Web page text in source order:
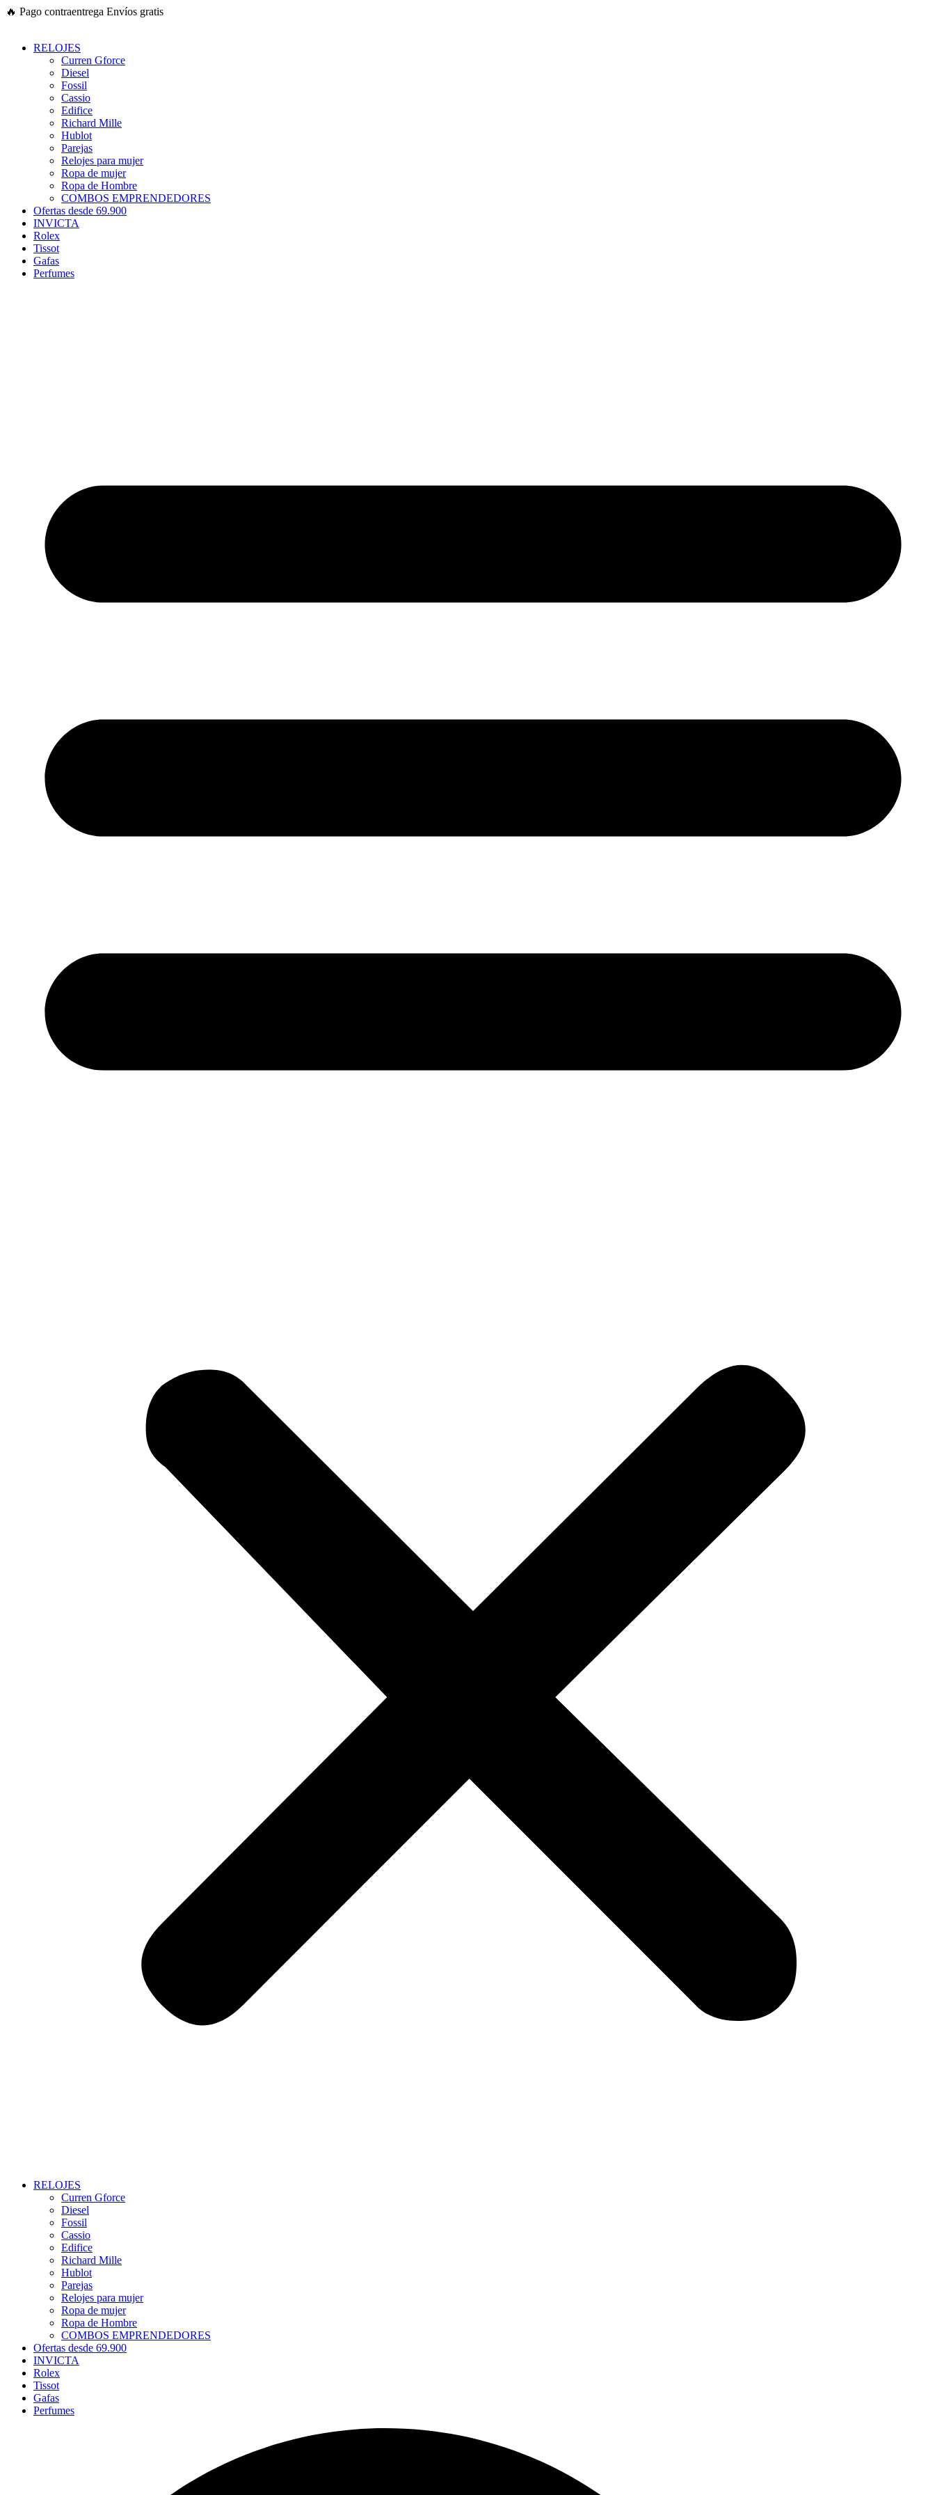
Ir
🔥 Pago contraentrega Envíos gratis
RELOJES
Curren Gforce
Diesel
Fossil
Cassio
Edifice
Richard Mille
Hublot
Parejas
Relojes para mujer
Ropa de mujer
Ropa de Hombre
COMBOS EMPRENDEDORES
Ofertas desde 69.900
INVICTA
Rolex
Tissot
Gafas
Perfumes
RELOJES
Curren Gforce
Diesel
Fossil
Cassio
Edifice
Richard Mille
Hublot
Parejas
Relojes para mujer
Ropa de mujer
Ropa de Hombre
COMBOS EMPRENDEDORES
Ofertas desde 69.900
INVICTA
Rolex
Tissot
Gafas
Perfumes